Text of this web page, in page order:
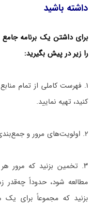
داشته باشید
برای داشتن یک برنامه
را زیر در پیش بگیرید:
۱. فهرست کاملی از تمام
کنید، تهیه نمایید.
۲. اولویت‌های مرور و جمع‌بندی را تعیین کنید.
۳. تخمین بزنید که مرور
مطالعه شود، حدوداً
بزنید که مجموعاً برای